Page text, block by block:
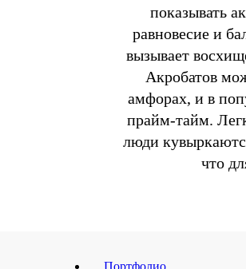
показывать
равновесие и
вызывает
Акробатов
амфорах, и в
прайм-тайм.
люди
что
Портфолио